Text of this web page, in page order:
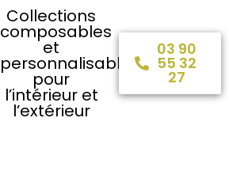
Collections
composables
et
personnalisables
pour
l’intérieur et
l’extérieur
03 90
55 32
27